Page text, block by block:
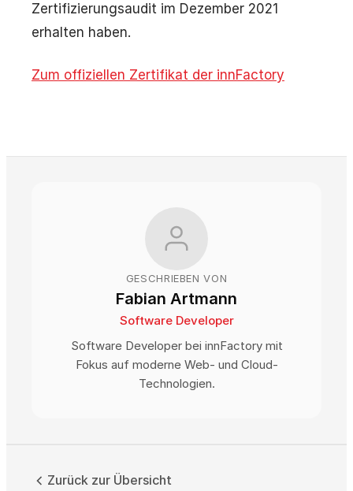
Zertifizierungsaudit im Dezember 2021
erhalten haben.
Zum offiziellen Zertifikat der innFactory
GESCHRIEBEN VON
Fabian Artmann
Software Developer
Software Developer bei innFactory mit
Fokus auf moderne Web- und Cloud-
Technologien.
Zurück zur Übersicht